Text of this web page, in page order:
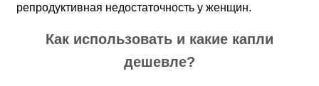
репродуктивная недостаточность у женщин.
Как использовать и какие капли
дешевле?